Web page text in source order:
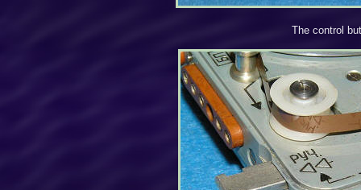
The control